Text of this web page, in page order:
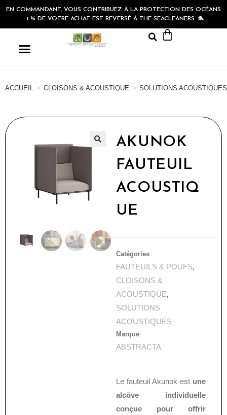
EN COMMANDANT, VOUS CONTRIBUEZ À LA PROTECTION DES OCÉANS
: 1 % DE VOTRE ACHAT EST REVERSÉ À THE SEACLEANERS. 🐬
ACCUEIL > CLOISONS & ACOUSTIQUE > SOLUTIONS ACOUSTIQUES
AKUNOK
FAUTEUIL
ACOUSTIQ
UE
Catégories
FAUTEUILS & POUFS,
CLOISONS &
ACOUSTIQUE,
SOLUTIONS
ACOUSTIQUES
Marque
ABSTRACTA
Le fauteuil Akunok est une
alcôve individuelle
conçue pour offrir